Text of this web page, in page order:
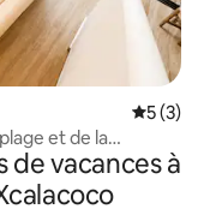
5 (3)
et de la
de vacances à